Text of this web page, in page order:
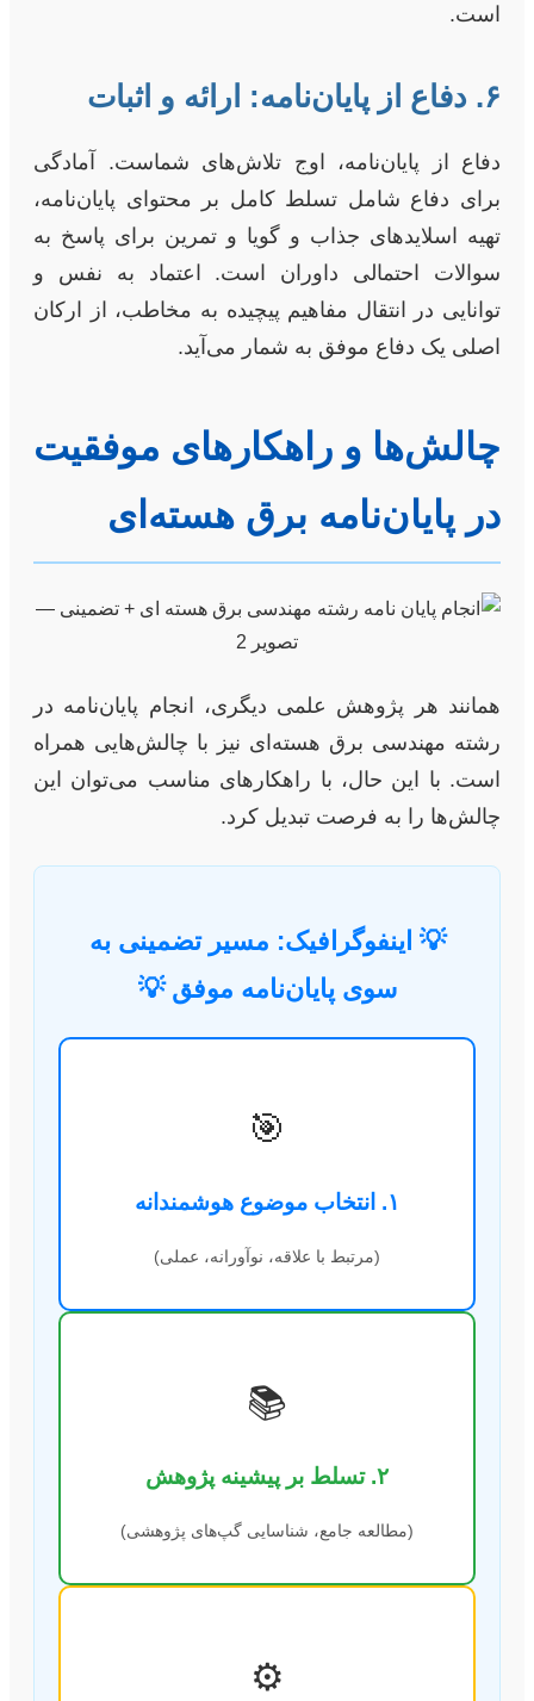
است.
۶. دفاع از پایان‌نامه: ارائه و اثبات
دفاع از پایان‌نامه، اوج تلاش‌های شماست. آمادگی
برای دفاع شامل تسلط کامل بر محتوای پایان‌نامه،
تهیه اسلایدهای جذاب و گویا و تمرین برای پاسخ به
سوالات احتمالی داوران است. اعتماد به نفس و
توانایی در انتقال مفاهیم پیچیده به مخاطب، از ارکان
اصلی یک دفاع موفق به شمار می‌آید.
چالش‌ها و راهکارهای موفقیت
در پایان‌نامه برق هسته‌ای
همانند هر پژوهش علمی دیگری، انجام پایان‌نامه در
رشته مهندسی برق هسته‌ای نیز با چالش‌هایی همراه
است. با این حال، با راهکارهای مناسب می‌توان این
چالش‌ها را به فرصت تبدیل کرد.
💡 اینفوگرافیک: مسیر تضمینی به
سوی پایان‌نامه موفق 💡
🎯
۱. انتخاب موضوع هوشمندانه
(مرتبط با علاقه، نوآورانه، عملی)
📚
۲. تسلط بر پیشینه پژوهش
(مطالعه جامع، شناسایی گپ‌های پژوهشی)
⚙️